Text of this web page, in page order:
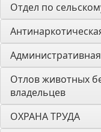
Отдел по
Отлов животных
владельцев
ОХРАНА ТРУДА